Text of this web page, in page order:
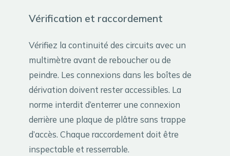
Vérification et raccordement
Vérifiez la continuité des circuits avec un
multimètre avant de reboucher ou de
peindre. Les connexions dans les boîtes de
dérivation doivent rester accessibles. La
norme interdit d’enterrer une connexion
derrière une plaque de plâtre sans trappe
d’accès. Chaque raccordement doit être
inspectable et resserrable.